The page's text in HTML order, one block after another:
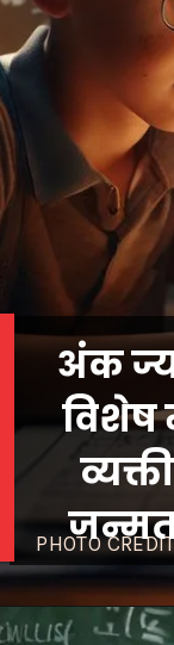
PHOTO
अंक
विशेष